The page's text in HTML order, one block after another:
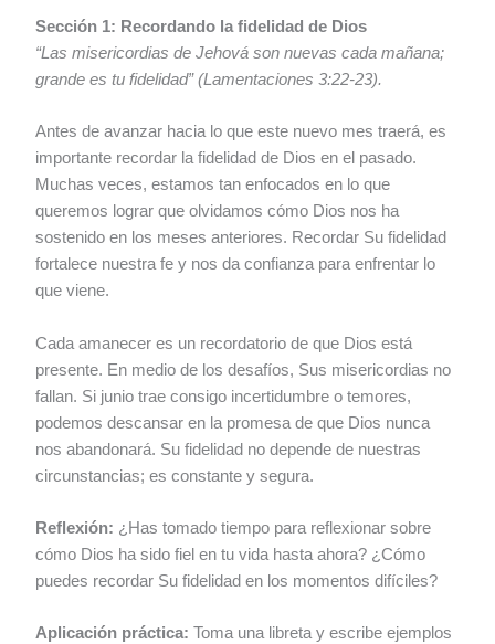
Sección 1: Recordando la fidelidad de Dios
“Las misericordias de Jehová son nuevas cada mañana;
grande es tu fidelidad” (Lamentaciones 3:22-23).
Antes de avanzar hacia lo que este nuevo mes traerá, es
importante recordar la fidelidad de Dios en el pasado.
Muchas veces, estamos tan enfocados en lo que
queremos lograr que olvidamos cómo Dios nos ha
sostenido en los meses anteriores. Recordar Su fidelidad
fortalece nuestra fe y nos da confianza para enfrentar lo
que viene.
Cada amanecer es un recordatorio de que Dios está
presente. En medio de los desafíos, Sus misericordias no
fallan. Si junio trae consigo incertidumbre o temores,
podemos descansar en la promesa de que Dios nunca
nos abandonará. Su fidelidad no depende de nuestras
circunstancias; es constante y segura.
Reflexión: ¿Has tomado tiempo para reflexionar sobre
cómo Dios ha sido fiel en tu vida hasta ahora? ¿Cómo
puedes recordar Su fidelidad en los momentos difíciles?
Aplicación práctica: Toma una libreta y escribe ejemplos